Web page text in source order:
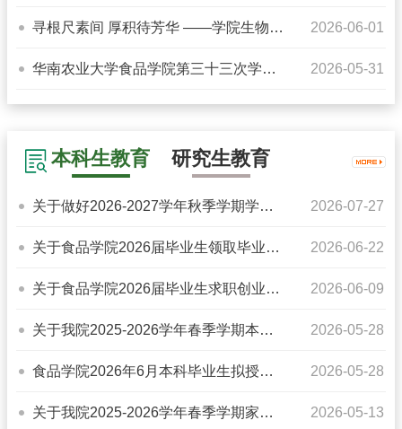
述职评议会议
寻根尺素间 厚积待芳华 ——学院生物工
程研究生第一党支部与2024级...
2026-06-01
华南农业大学食品学院第三十三次学生
代表大会、第二十次研究生代...
2026-05-31
本科生教育 研究生教育
关于做好2026-2027学年秋季学期学生家庭经济困难认定工作的通知 2026-07-27
关于食品学院2026届毕业生领取毕业证书等材料的通知 2026-06-22
关于食品学院2026届毕业生求职创业补贴申领学生名单的公示（第五... 2026-06-09
关于我院2025-2026学年春季学期本科生国家助学金拟资助学生名单... 2026-05-28
食品学院2026年6月本科毕业生拟授予学士学位学生名单公示 2026-05-28
关于我院2025-2026学年春季学期家庭经济困难认定结果（第二批）... 2026-05-13